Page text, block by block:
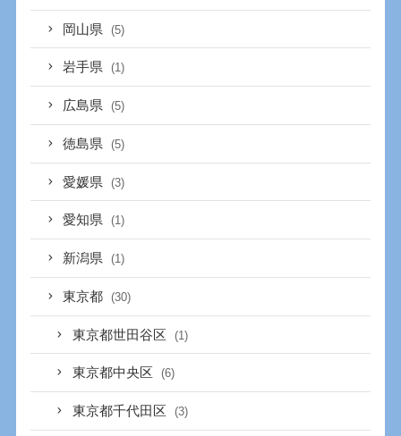
岡山県 (5)
岩手県 (1)
広島県 (5)
徳島県 (5)
愛媛県 (3)
愛知県 (1)
新潟県 (1)
東京都 (30)
東京都世田谷区 (1)
東京都中央区 (6)
東京都千代田区 (3)